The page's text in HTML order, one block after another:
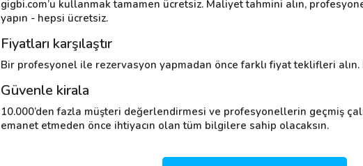
gigbi.com’u kullanmak tamamen ücretsiz. Maliyet tahmini alın,
yapın - hepsi ücretsiz.
Fiyatları karşılaştır
Bir profesyonel ile rezervasyon yapmadan önce farklı fiyat teklifleri alın.
Güvenle kirala
10.000’den fazla müşteri değerlendirmesi ve profesyonellerin geçmiş
emanet etmeden önce ihtiyacın olan tüm bilgilere sahip olacaksın.